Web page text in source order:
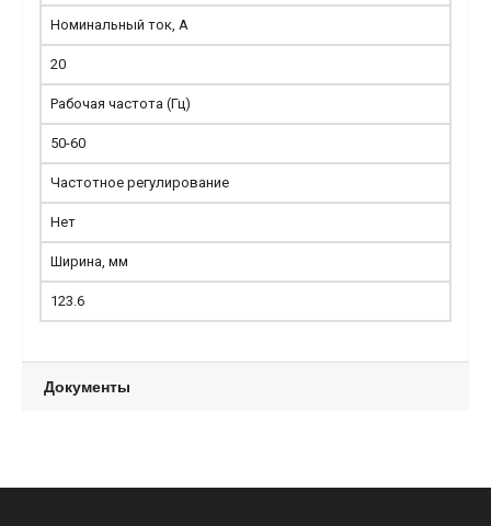
Номинальный ток, А
20
Рабочая частота (Гц)
50-60
Частотное регулирование
Нет
Ширина, мм
123.6
Документы